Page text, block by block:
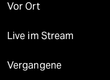
Vor Ort
Live im Stream
Vergangene